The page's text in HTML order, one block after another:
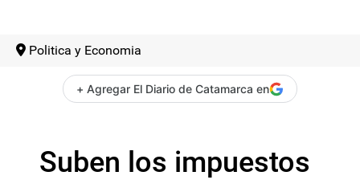
Politica y Economia
+ Agregar El Diario de Catamarca en
Suben los impuestos